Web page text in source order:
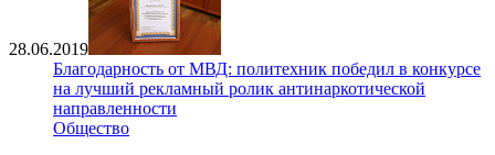
28.06.2019
Благодарность от МВД: политехник победил в конкурсе
на лучший рекламный ролик антинаркотической
направленности
Общество